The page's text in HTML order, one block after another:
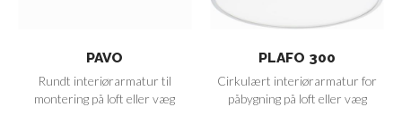
PAVO
Rundt interiørarmatur til
montering på loft eller væg
PLAFO 300
Cirkulært interiørarmatur for
påbygning på loft eller væg